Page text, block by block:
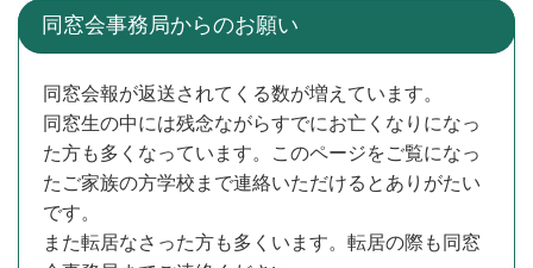
同窓会事務局からのお願い
同窓会報が返送されてくる数が増えています。
同窓生の中には残念ながらすでにお亡くなりになっ
た方も多くなっています。このページをご覧になっ
たご家族の方学校まで連絡いただけるとありがたい
です。
また転居なさった方も多くいます。転居の際も同窓